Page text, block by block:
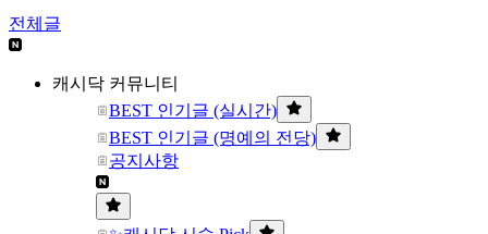
전체글
캐시닥 커뮤니티
BEST 인기글 (실시간)
BEST 인기글 (명예의 전당)
공지사항